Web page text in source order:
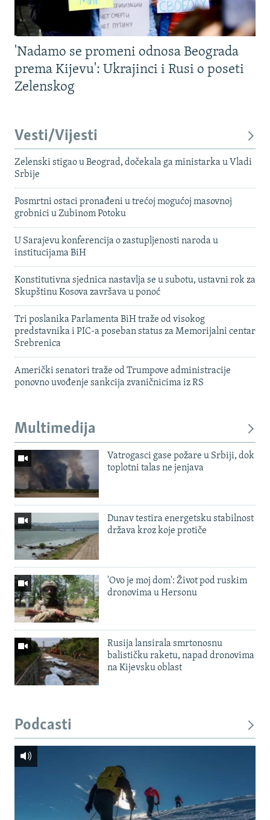
'Nadamo se promeni odnosa Beograda
prema Kijevu': Ukrajinci i Rusi o poseti
Zelenskog
Vesti/Vijesti
Zelenski stigao u Beograd, dočekala ga ministarka u Vladi
Srbije
Posmrtni ostaci pronađeni u trećoj mogućoj masovnoj
grobnici u Zubinom Potoku
U Sarajevu konferencija o zastupljenosti naroda u
institucijama BiH
Konstitutivna sjednica nastavlja se u subotu, ustavni rok za
Skupštinu Kosova završava u ponoć
Tri poslanika Parlamenta BiH traže od visokog
predstavnika i PIC-a poseban status za Memorijalni centar
Srebrenica
Američki senatori traže od Trumpove administracije
ponovno uvođenje sankcija zvaničnicima iz RS
Multimedija
Vatrogasci gase požare u Srbiji, dok
toplotni talas ne jenjava
Dunav testira energetsku stabilnost
država kroz koje protiče
'Ovo je moj dom': Život pod ruskim
dronovima u Hersonu
Rusija lansirala smrtonosnu
balističku raketu, napad dronovima
na Kijevsku oblast
Podcasti